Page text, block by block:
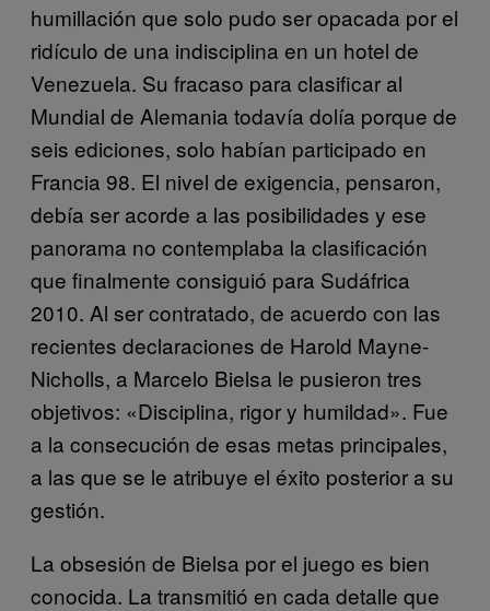
humillación que solo pudo ser opacada por el
ridículo de una indisciplina en un hotel de
Venezuela. Su fracaso para clasificar al
Mundial de Alemania todavía dolía porque de
seis ediciones, solo habían participado en
Francia 98. El nivel de exigencia, pensaron,
debía ser acorde a las posibilidades y ese
panorama no contemplaba la clasificación
que finalmente consiguió para Sudáfrica
2010. Al ser contratado, de acuerdo con las
recientes declaraciones de Harold Mayne-
Nicholls, a Marcelo Bielsa le pusieron tres
objetivos: «Disciplina, rigor y humildad». Fue
a la consecución de esas metas principales,
a las que se le atribuye el éxito posterior a su
gestión.
La obsesión de Bielsa por el juego es bien
conocida. La transmitió en cada detalle que